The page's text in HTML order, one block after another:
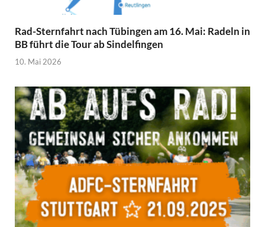
Rad-Sternfahrt nach Tübingen am 16. Mai: Radeln in
BB führt die Tour ab Sindelfingen
10. Mai 2026